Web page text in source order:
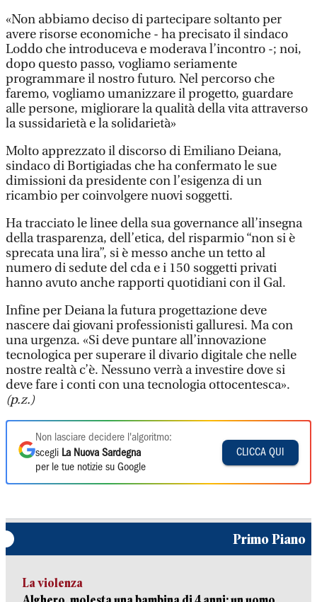
«Non abbiamo deciso di partecipare soltanto per
avere risorse economiche - ha precisato il sindaco
Loddo che introduceva e moderava l’incontro -; noi,
dopo questo passo, vogliamo seriamente
programmare il nostro futuro. Nel percorso che
faremo, vogliamo umanizzare il progetto, guardare
alle persone, migliorare la qualità della vita attraverso
la sussidarietà e la solidarietà»
Molto apprezzato il discorso di Emiliano Deiana,
sindaco di Bortigiadas che ha confermato le sue
dimissioni da presidente con l’esigenza di un
ricambio per coinvolgere nuovi soggetti.
Ha tracciato le linee della sua governance all’insegna
della trasparenza, dell’etica, del risparmio “non si è
sprecata una lira”, si è messo anche un tetto al
numero di sedute del cda e i 150 soggetti privati
hanno avuto anche rapporti quotidiani con il Gal.
Infine per Deiana la futura progettazione deve
nascere dai giovani professionisti galluresi. Ma con
una urgenza. «Si deve puntare all’innovazione
tecnologica per superare il divario digitale che nelle
nostre realtà c’è. Nessuno verrà a investire dove si
deve fare i conti con una tecnologia ottocentesca».
(p.z.)
Non lasciare decidere l'algoritmo:
scegli La Nuova Sardegna
per le tue notizie su Google
CLICCA QUI
Primo Piano
La violenza